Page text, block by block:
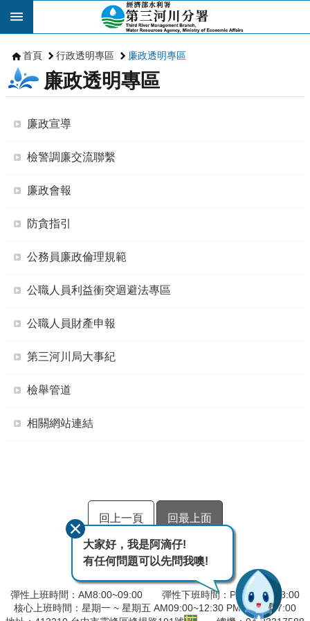
跳到主要內容區塊
首頁 行政透明專區 廉政透明專區
廉政透明專區
廉政宣導
檢警調廉交流聯繫
廉政會報
防貪指引
公務員廉政倫理規範
公職人員利益衝突迴避法專區
公職人員財產申報
第三河川局大事紀
檢舉管道
相關網站連結
回上一頁 回最上面
彈性上班時間：AM8:00~09:00 彈性下班時間：PM17:00~18:00
核心上班時間：星期一 ~ 星期五 AM09:00~12:30 PM13:30~17:00
大家好，我是阿滴仔!
有任何問題可以先問我噢!